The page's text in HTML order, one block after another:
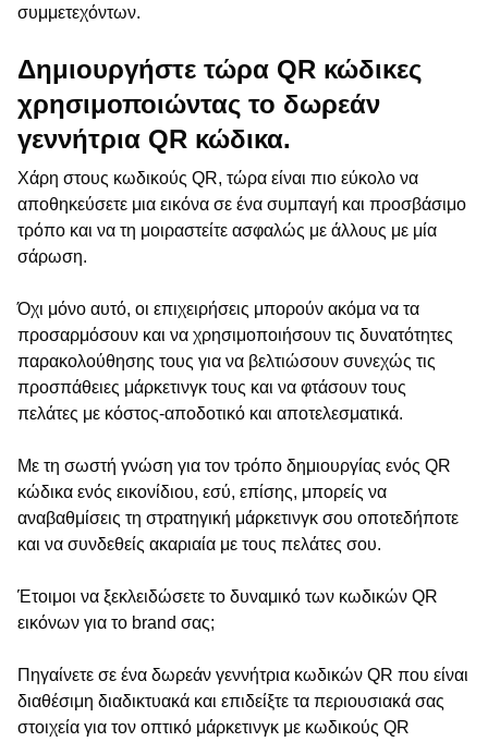
συμμετεχόντων.
Δημιουργήστε τώρα QR κώδικες
χρησιμοποιώντας το δωρεάν
γεννήτρια QR κώδικα.
Χάρη στους κωδικούς QR, τώρα είναι πιο εύκολο να
αποθηκεύσετε μια εικόνα σε ένα συμπαγή και προσβάσιμο
τρόπο και να τη μοιραστείτε ασφαλώς με άλλους με μία
σάρωση.
Όχι μόνο αυτό, οι επιχειρήσεις μπορούν ακόμα να τα
προσαρμόσουν και να χρησιμοποιήσουν τις δυνατότητες
παρακολούθησης τους για να βελτιώσουν συνεχώς τις
προσπάθειες μάρκετινγκ τους και να φτάσουν τους
πελάτες με κόστος-αποδοτικό και αποτελεσματικά.
Με τη σωστή γνώση για τον τρόπο δημιουργίας ενός QR
κώδικα ενός εικονίδιου, εσύ, επίσης, μπορείς να
αναβαθμίσεις τη στρατηγική μάρκετινγκ σου οποτεδήποτε
και να συνδεθείς ακαριαία με τους πελάτες σου.
Έτοιμοι να ξεκλειδώσετε το δυναμικό των κωδικών QR
εικόνων για το brand σας;
Πηγαίνετε σε ένα δωρεάν γεννήτρια κωδικών QR που είναι
διαθέσιμη διαδικτυακά και επιδείξτε τα περιουσιακά σας
στοιχεία για τον οπτικό μάρκετινγκ με κωδικούς QR